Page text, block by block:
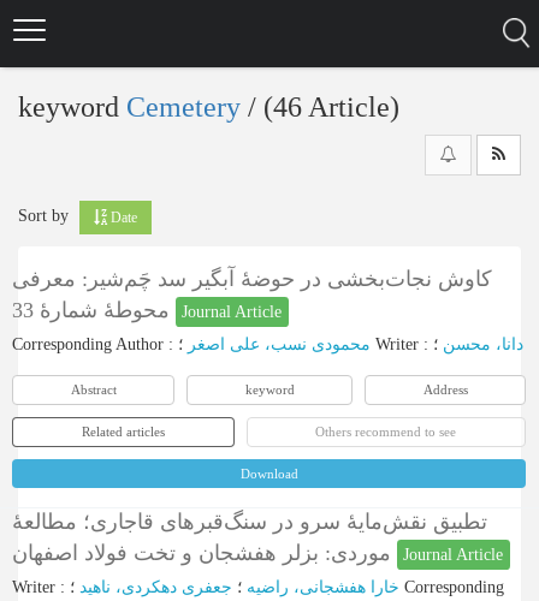
keyword Cemetery ‎/ (46 Article)
Sort by Date
کاوش نجات‌بخشی در حوضۀ آبگیر سد چَم‌شیر: معرفی
Journal Article
Corresponding Author : محمودی نسب، علی اصغر Writer : دانا، محسن ؛
Abstract keyword Address
Related articles Others recommend to see
Download
تطبیق نقش‌مایۀ سرو در سنگ‌قبرهای قاجاری؛ مطالعۀ
Journal Article
Writer : خارا هفشجانی، راضیه ؛ جعفری ‌دهکردی، ناهید
Corresponding